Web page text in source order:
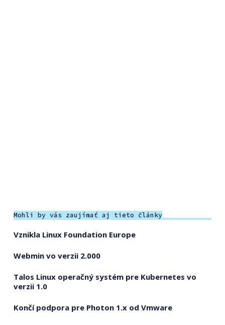
Mohli by vás zaujímať aj tieto články
Vznikla Linux Foundation Europe
Webmin vo verzii 2.000
Talos Linux operačný systém pre Kubernetes vo
verzii 1.0
Končí podpora pre Photon 1.x od Vmware